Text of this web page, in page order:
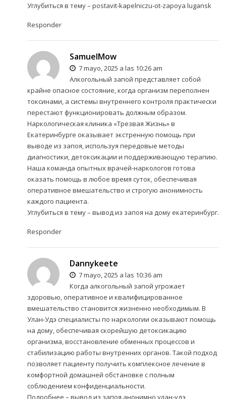
Углубиться в тему – postavit-kapelniczu-ot-zapoya lugansk
Responder
SamuelMow
7 mayo, 2025 a las 10:26 am
Алкогольный запой представляет собой
крайне опасное состояние, когда организм переполнен
токсинами, а системы внутреннего контроля практически
перестают функционировать должным образом.
Наркологическая клиника «Трезвая Жизнь» в
Екатеринбурге оказывает экстренную помощь при
выводе из запоя, используя передовые методы
диагностики, детоксикации и поддерживающую терапию.
Наша команда опытных врачей-наркологов готова
оказать помощь в любое время суток, обеспечивая
оперативное вмешательство и строгую анонимность
каждого пациента.
Углубиться в тему – вывод из запоя на дому екатеринбург.
Responder
Dannykeete
7 mayo, 2025 a las 10:36 am
Когда алкогольный запой угрожает
здоровью, оперативное и квалифицированное
вмешательство становится жизненно необходимым. В
Улан-Удэ специалисты по наркологии оказывают помощь
на дому, обеспечивая скорейшую детоксикацию
организма, восстановление обменных процессов и
стабилизацию работы внутренних органов. Такой подход
позволяет пациенту получить комплексное лечение в
комфортной домашней обстановке с полным
соблюдением конфиденциальности.